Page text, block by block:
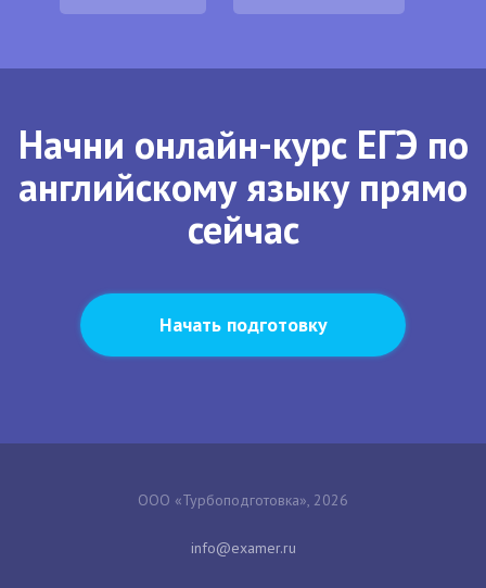
Начни онлайн-курс ЕГЭ по
английскому языку прямо
сейчас
Начать подготовку
ООО «Турбоподготовка», 2026